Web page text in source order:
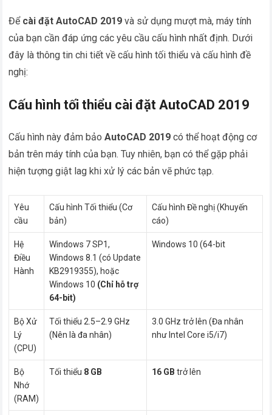
Để cài đặt AutoCAD 2019 và sử dụng mượt mà, máy tính
của bạn cần đáp ứng các yêu cầu cấu hình nhất định. Dưới
đây là thông tin chi tiết về cấu hình tối thiểu và cấu hình đề
nghị:
Cấu hình tối thiểu cài đặt AutoCAD 2019
Cấu hình này đảm bảoAutoCAD 2019 có thể hoạt động cơ
bản trên máy tính của bạn. Tuy nhiên, bạn có thể gặp phải
hiện tượng giật lag khi xử lý các bản vẽ phức tạp.
Yêu
cầu
Cấu hình Tối thiểu (Cơ
bản)
Cấu hình Đề nghị (Khuyến
cáo)
Hệ
Điều
Hành
Windows 7 SP1,
Windows 8.1 (có Update
KB2919355), hoặc
Windows 10 (Chỉ hỗ trợ
64-bit)
Windows 10 (64-bit
Bộ Xử
Lý
(CPU)
Tối thiểu 2.5–2.9 GHz
(Nên là đa nhân)
3.0 GHz trở lên (Đa nhân
như Intel Core i5/i7)
Bộ
Nhớ
(RAM)
Tối thiểu 8 GB 16 GB trở lên